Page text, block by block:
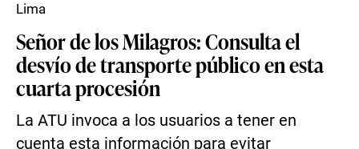
Señor de los Milagros: Consulta el
desvío de transporte público en esta
cuarta procesión
La ATU invoca a los usuarios a tener en
cuenta esta información para evitar
Lima